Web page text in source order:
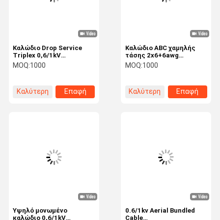
Προϊόντα
Καλώδιο ABC χαμηλής
τάσης 2x6+6awg
Αλεξίσιος αλουμινένιος
αγωγός πορφυρός
πτώσης υπηρεσίας
MOQ:1000
Καλύτερη
Επαφή
Καλώδιο Drop Service
Triplex 0,6/1kV
AAC/XLPE+AAC/XLPE+AAAC
2X2+2AWG
MOQ:1000
Καλύτερη
Επαφή
0.6/1kv Aerial Bundled
Cable
Υψηλό μονωμένο
καλώδιο 0,6/1kV